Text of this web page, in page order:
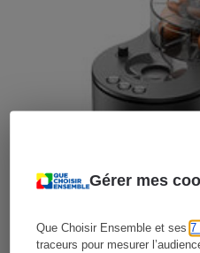
Gérer mes
Que Choisir Ensemble et ses7
traceurs pour mesurer